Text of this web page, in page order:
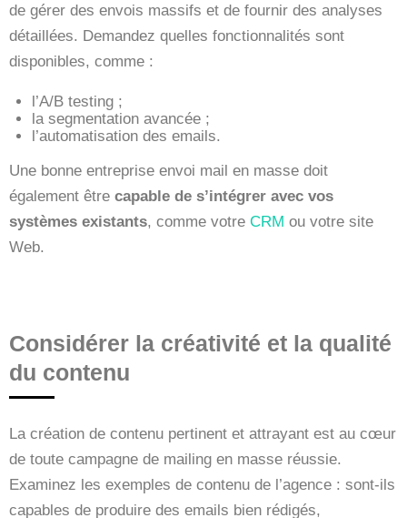
de gérer des envois massifs et de fournir des analyses
détaillées. Demandez quelles fonctionnalités sont
disponibles, comme :
l’A/B testing ;
la segmentation avancée ;
l’automatisation des emails.
Une bonne entreprise envoi mail en masse doit
également être capable de s’intégrer avec vos
systèmes existants, comme votre CRM ou votre site
Web.
Considérer la créativité et la qualité
du contenu
La création de contenu pertinent et attrayant est au cœur
de toute campagne de mailing en masse réussie.
Examinez les exemples de contenu de l’agence : sont-ils
capables de produire des emails bien rédigés,